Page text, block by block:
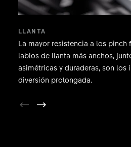
LLANTA
La mayor resistencia a los pinch
labios de llanta más anchos,
asimétricas y duraderas, son los
diversión prolongada.